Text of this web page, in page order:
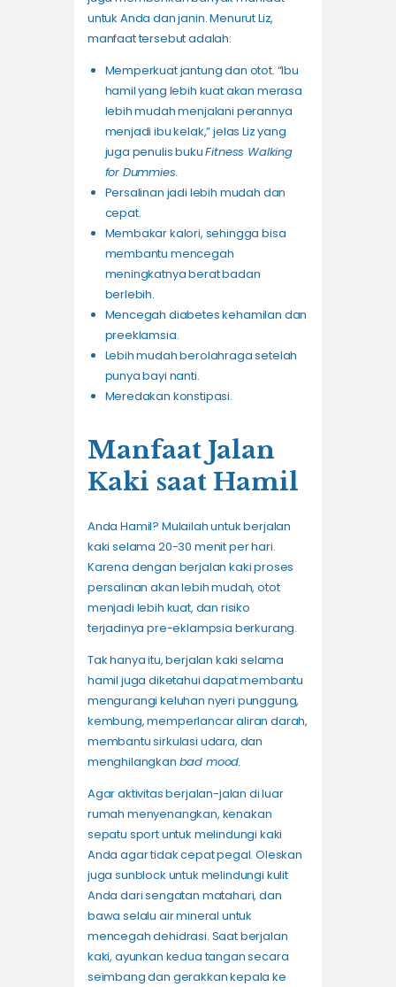
untuk Anda dan janin. Menurut Liz,
manfaat tersebut adalah:
Memperkuat jantung dan otot. “Ibu
hamil yang lebih kuat akan merasa
lebih mudah menjalani perannya
menjadi ibu kelak,” jelas Liz yang
juga penulis bukuFitness Walking
for Dummies.
Persalinan jadi lebih mudah dan
cepat.
Membakar kalori, sehingga bisa
membantu mencegah
meningkatnya berat badan
berlebih.
Mencegah diabetes kehamilan dan
preeklamsia.
Lebih mudah berolahraga setelah
punya bayi nanti.
Meredakan konstipasi.
Manfaat Jalan
Kaki saat Hamil
Anda Hamil? Mulailah untuk berjalan
kaki selama 20-30 menit per hari.
Karena dengan berjalan kaki proses
persalinan akan lebih mudah, otot
menjadi lebih kuat, dan risiko
terjadinya pre-eklampsia berkurang.
Tak hanya itu, berjalan kaki selama
hamil juga diketahui dapat membantu
mengurangi keluhan nyeri punggung,
kembung, memperlancar aliran darah,
membantu sirkulasi udara, dan
menghilangkan bad mood.
Agar aktivitas berjalan-jalan di luar
rumah menyenangkan, kenakan
sepatu sport untuk melindungi kaki
Anda agar tidak cepat pegal. Oleskan
juga sunblock untuk melindungi kulit
Anda dari sengatan matahari, dan
bawa selalu air mineral untuk
mencegah dehidrasi. Saat berjalan
kaki, ayunkan kedua tangan secara
seimbang dan gerakkan kepala ke